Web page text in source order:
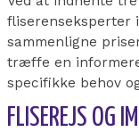
fliserenseksperter
sammenligne
træffe en
specifikke behov
FLISEREJS OG